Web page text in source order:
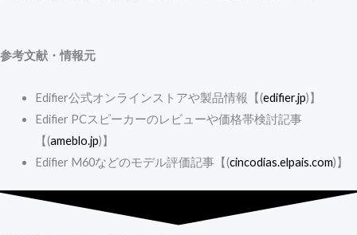
参考文献・情報元
Edifier公式オンラインストアや製品情報【(edifier.jp)】
Edifier PCスピーカーのレビューや価格帯検討記事
【(ameblo.jp)】
Edifier M60などのモデル評価記事【(cincodias.elpais.com)】